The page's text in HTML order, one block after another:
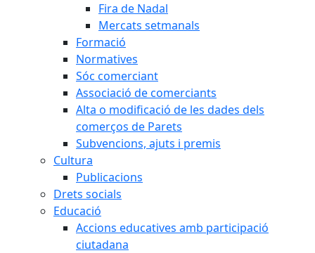
Fira de Nadal
Mercats setmanals
Formació
Normatives
Sóc comerciant
Associació de comerciants
Alta o modificació de les dades dels
comerços de Parets
Subvencions, ajuts i premis
Cultura
Publicacions
Drets socials
Educació
Accions educatives amb participació
ciutadana